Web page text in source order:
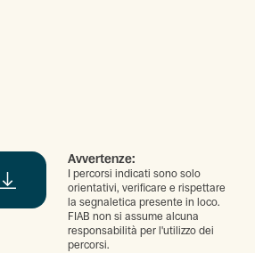
Avvertenze:
I percorsi indicati sono solo
orientativi, verificare e rispettare
la segnaletica presente in loco.
FIAB non si assume alcuna
responsabilità per l'utilizzo dei
percorsi.